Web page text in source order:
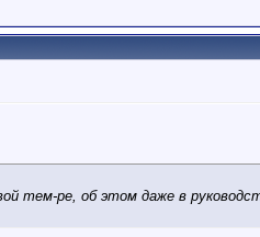
тем-ре, об этом даже в